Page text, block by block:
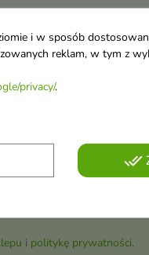
i politykę prywatności.
i w sposób
reklam, w tym z
privacy/.
done_all